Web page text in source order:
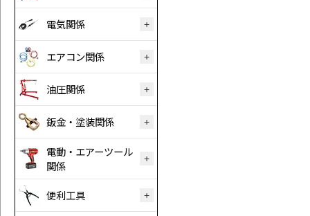
電気関係
エアコン関係
油圧関係
鈑金・塗装関係
電動・エアーツール
関係
便利工具